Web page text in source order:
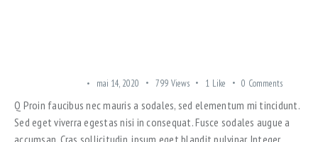
mai 14, 2020 799 Views 1 Like 0 Comments
Q Proin faucibus nec mauris a sodales, sed elementum mi tincidunt.
Sed eget viverra egestas nisi in consequat. Fusce sodales augue a